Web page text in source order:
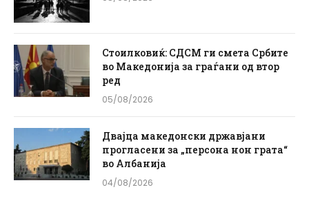
Стоилковиќ: СДСМ ги смета Србите
во Македонија за граѓани од втор
ред
05/08/2026
Двајца македонски државјани
прогласени за „персона нон грата“
во Албанија
04/08/2026